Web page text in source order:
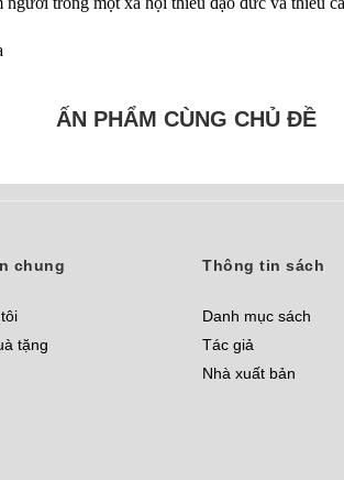
ẤN PHẨM CÙNG CHỦ ĐỀ
chung
tặng
Thông tin sách
Danh mục sách
Tác giả
Nhà xuất bản